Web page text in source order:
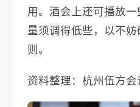
用。酒会上还可播放
量须调得低些，以不
则。
资料整理：杭州伍方